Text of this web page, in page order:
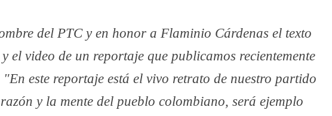
del PTC y en honor a Flaminio Cárdenas el texto
el video de un reportaje que publicamos recientemente
este reportaje está el vivo retrato de nuestro partido
y la mente del pueblo colombiano, será ejemplo